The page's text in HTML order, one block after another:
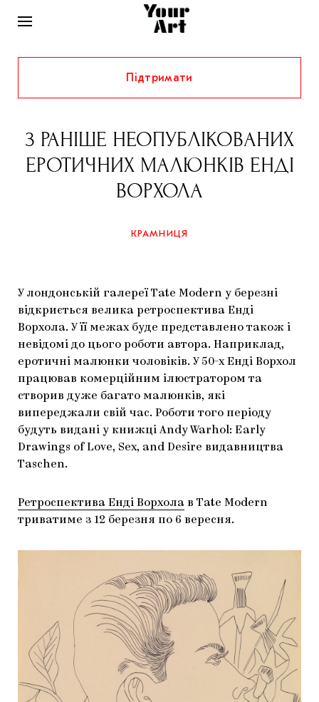
НОВИНИ
ІНТЕРВ’Ю
ХУДОЖНИКИ
КУРАТОРИ
РІДНИЙ КРАЙ
ФЕСТИВАЛІ
КОЛЕКЦІЇ
ГАЛЕРЕЇ
АРТЦЕНТРИ
СТАТТІ
КОНСПЕКТИ
КНИЖКИ І ЖУРНАЛИ
ЗАПАЛЕННЯ
ЯК ПІДТРИМУВАТИ УКРАЇНСЬКЕ МИСТЕЦТВО
МАРІУПОЛЬСЬКІ МАРГІНАЛІЇ
CARPATHIAN CULT ПРО РІЗДВЯНІ СВЯТА
КРАМНИЦЯ
Підтримати
3 РАНІШЕ НЕОПУБЛІКОВАНИХ
ЕРОТИЧНИХ МАЛЮНКІВ ЕНДІ
ВОРХОЛА
КРАМНИЦЯ
У лондонській галереї Tate Modern у березні
відкриється велика ретроспектива Енді
Ворхола. У її межах буде представлено також і
невідомі до цього роботи автора. Наприклад,
еротичні малюнки чоловіків. У 50-х Енді Ворхол
працював комерційним ілюстратором та
створив дуже багато малюнків, які
випереджали свій час. Роботи того періоду
будуть видані у книжці Andy Warhol: Early
Drawings of Love, Sex, and Desire видавництва
Taschen.
Ретроспектива Енді Ворхола в Tate Modern
триватиме з 12 березня по 6 вересня.